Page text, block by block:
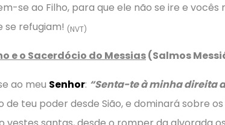
se ao Filho, para que ele não se ire e
se refugiam! (NVT)
e o Sacerdócio do Messias(Salmos
ao meu Senhor: “Senta-te à minha direita
teu poder desde Sião, e dominará sobre os